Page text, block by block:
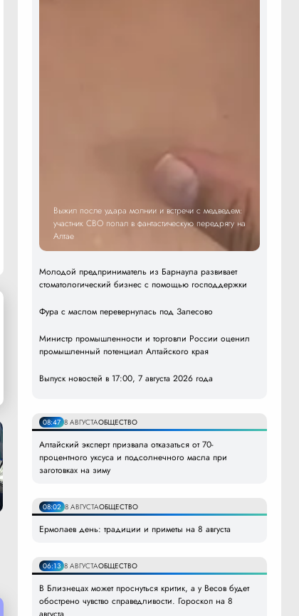
Выжил после удара молнии и встречи с медведем:
участник СВО попал в фантастическую передрягу на
Алтае
Молодой предприниматель из Барнаула развивает
стоматологический бизнес с помощью господдержки
Фура с маслом перевернулась под Залесово
Министр промышленности и торговли России оценил
промышленный потенциал Алтайского края
Выпуск новостей в 17:00, 7 августа 2026 года
08:47 8 АВГУСТАОБЩЕСТВО
Алтайский эксперт призвала отказаться от 70-
процентного уксуса и подсолнечного масла при
заготовках на зиму
08:02 8 АВГУСТАОБЩЕСТВО
Ермолаев день: традиции и приметы на 8 августа
06:13 8 АВГУСТАОБЩЕСТВО
В Близнецах может проснуться критик, а у Весов будет
обострено чувство справедливости. Гороскоп на 8